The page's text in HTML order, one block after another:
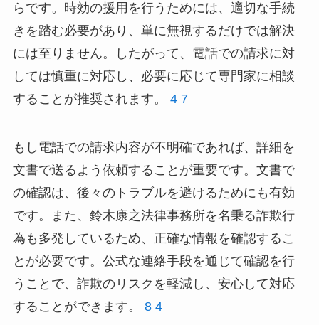
らです。時効の援用を行うためには、適切な手続
きを踏む必要があり、単に無視するだけでは解決
には至りません。したがって、電話での請求に対
しては慎重に対応し、必要に応じて専門家に相談
することが推奨されます。 4 7
もし電話での請求内容が不明確であれば、詳細を
文書で送るよう依頼することが重要です。文書で
の確認は、後々のトラブルを避けるためにも有効
です。また、鈴木康之法律事務所を名乗る詐欺行
為も多発しているため、正確な情報を確認するこ
とが必要です。公式な連絡手段を通じて確認を行
うことで、詐欺のリスクを軽減し、安心して対応
することができます。 8 4